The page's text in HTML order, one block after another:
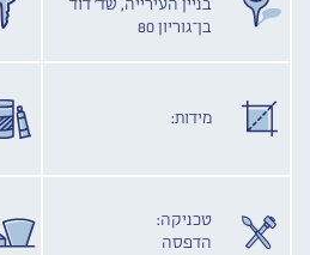
בניין העירייה, שד' דוד
בן־גוריון 80
מידות:
טכניקה:
הדפסה